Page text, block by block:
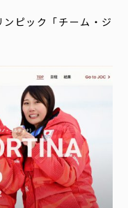
ピック「チーム・ジ